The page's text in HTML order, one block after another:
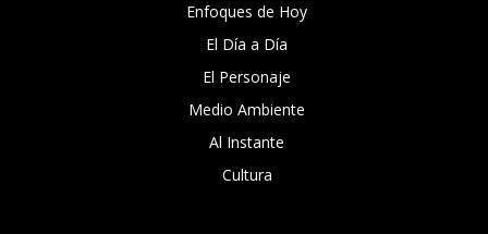
Enfoques de Hoy
El Día a Día
El Personaje
Medio Ambiente
Al Instante
Cultura